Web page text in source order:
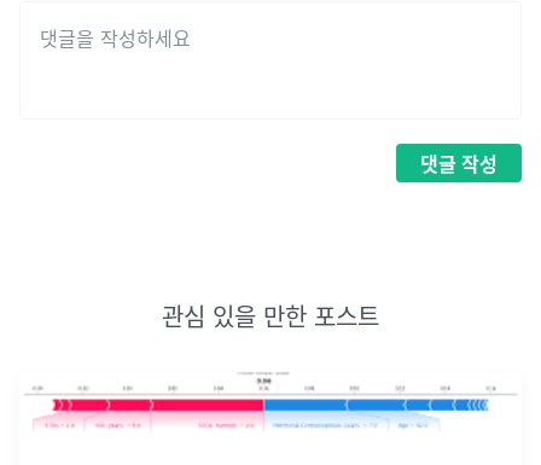
댓글 작성
관심 있을 만한 포스트